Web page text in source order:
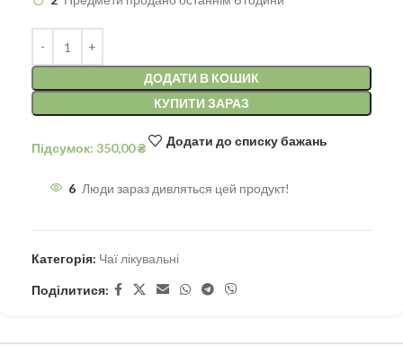
ДОДАТИ В КОШИК
КУПИТИ ЗАРАЗ
Підсумок: 350,00₴
Додати до списку бажань
6 Люди зараз дивляться цей продукт!
Категорія: Чаї лікувальні
Поділитися: